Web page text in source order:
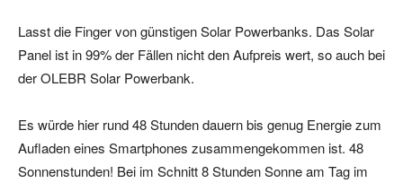
Lasst die Finger von günstigen Solar Powerbanks. Das Solar
Panel ist in 99% der Fällen nicht den Aufpreis wert, so auch bei
der OLEBR Solar Powerbank.
Es würde hier rund 48 Stunden dauern bis genug Energie zum
Aufladen eines Smartphones zusammengekommen ist. 48
Sonnenstunden! Bei im Schnitt 8 Stunden Sonne am Tag im